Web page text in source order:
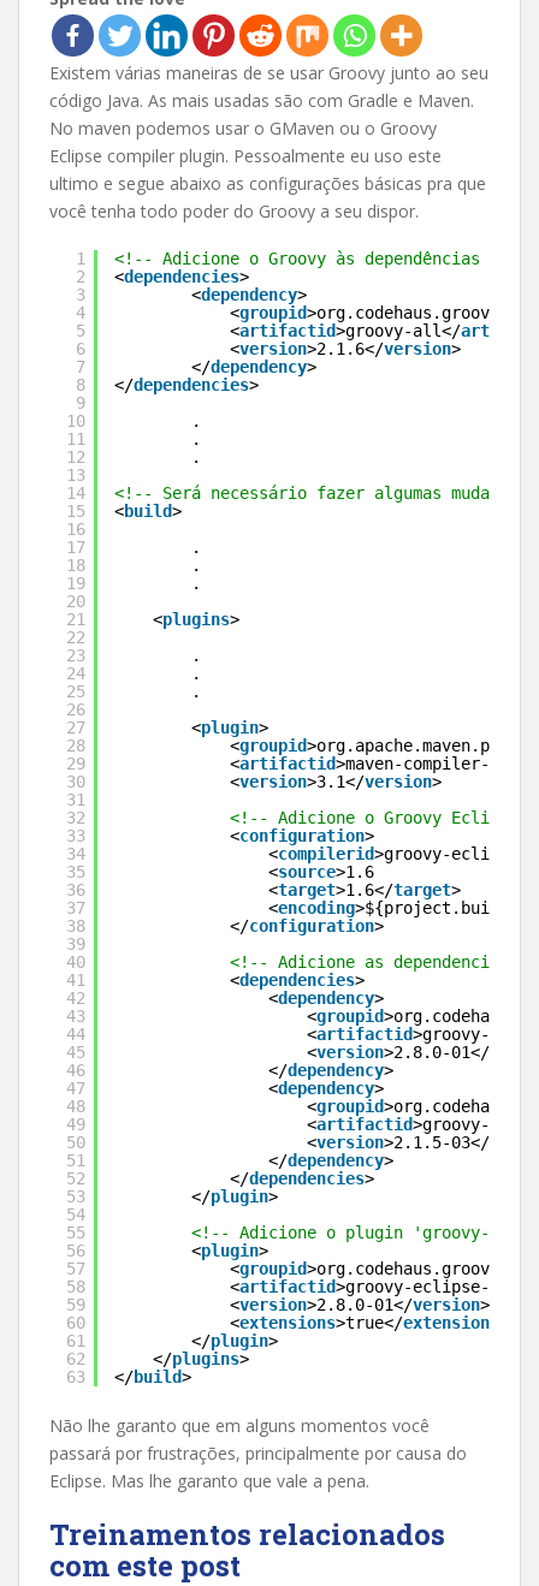
Existem várias maneiras de se usar Groovy junto ao seu
código Java. As mais usadas são com Gradle e Maven.
No maven podemos usar o GMaven ou o Groovy
Eclipse compiler plugin. Pessoalmente eu uso este
ultimo e segue abaixo as configurações básicas pra que
você tenha todo poder do Groovy a seu dispor.
1
2
3
4
5
6
7
8
9
10
11
12
13
14
15
16
17
18
19
20
21
22
23
24
25
26
27
28
29
30
31
32
33
34
35
36
37
38
39
40
41
42
43
44
45
46
47
48
49
50
51
52
53
54
55
56
57
58
59
60
61
62
63
<!-- Adicione o Groovy às dependências do
<dependencies>
<dependency>
<groupid>org.codehaus.groovy</
<artifactid>groovy-all</
<version>2.1.6</version>
</dependency>
</dependencies>
.
.
.
<!-- Será necessário fazer algumas
<build>
.
.
.
<plugins>
.
.
.
<plugin>
<groupid
<artifactid>maven-compiler-
<version>3.1</version>
<!-- Adicione o Groovy Eclipse
<configuration>
<compilerid>groovy-eclipse-
<source>1.6
<target>1.6</target>
<encoding
</configuration>
<!-- Adicione as dependencias
<dependencies>
<dependency>
<groupid
<artifactid>groovy-
<version>2.8.0-01</
</dependency>
<dependency>
<groupid
<artifactid>groovy-
<version>2.1.5-03</
</dependency>
</dependencies>
</plugin>
<!-- Adicione o plugin 'groovy-
<plugin>
<groupid>org.codehaus.groovy</
<artifactid>groovy-eclipse-
<version>2.8.0-01</version>
<extensions>true</extensions
</plugin>
</plugins>
</build>
Não lhe garanto que em alguns momentos você
passará por frustrações, principalmente por causa do
Eclipse. Mas lhe garanto que vale a pena.
Treinamentos relacionados
com este post